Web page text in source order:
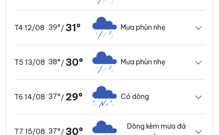
T4 12/08 39°/31° Mưa phùn nhẹ
T5 13/08 38°/30° Mưa phùn nhẹ
T6 14/08 37°/ 29° Có dông
T7 15/08 37°/30°
Dông kèm mưa đá